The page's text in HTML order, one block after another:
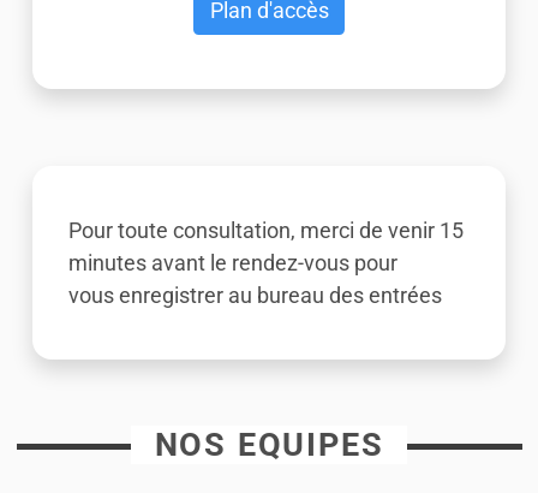
Plan d'accès
Pour toute consultation, merci de venir 15
minutes avant le rendez-vous pour
vous enregistrer au bureau des entrées
NOS EQUIPES